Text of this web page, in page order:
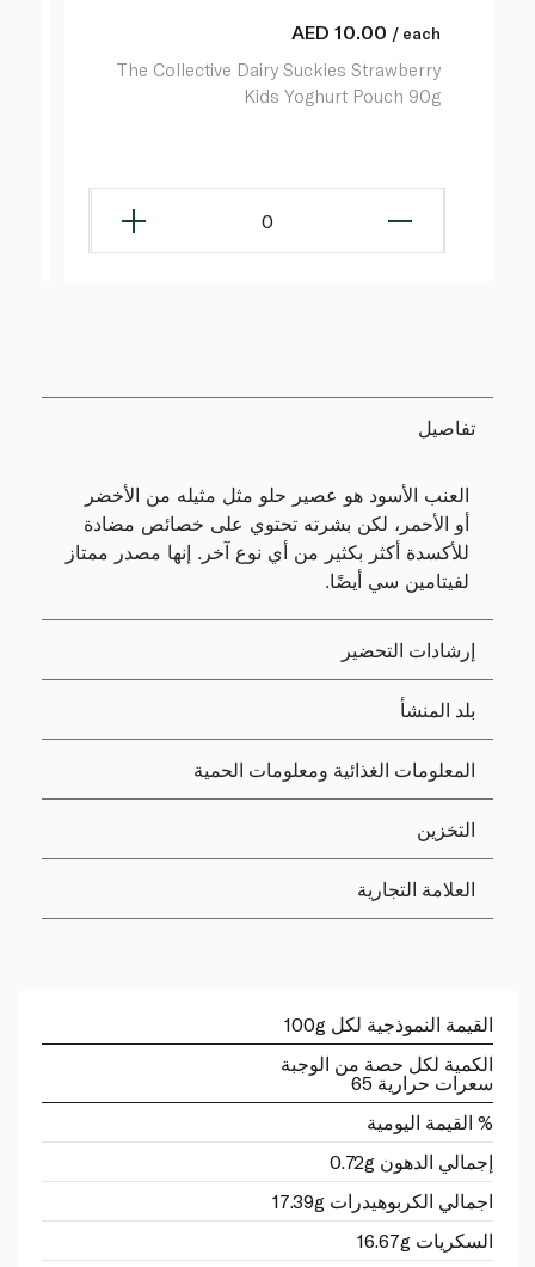
AED 10.00 / each
The Collective Dairy Suckies Strawberry
Kids Yoghurt Pouch 90g
0
تفاصيل
العنب الأسود هو عصير حلو مثل مثيله من الأخضر
أو الأحمر، لكن بشرته تحتوي على خصائص مضادة
للأكسدة أكثر بكثير من أي نوع آخر. إنها مصدر ممتاز
لفيتامين سي أيضًا.
إرشادات التحضير
بلد المنشأ
المعلومات الغذائية ومعلومات الحمية
التخزين
العلامة التجارية
القيمة النموذجية لكل 100g
الكمية لكل حصة من الوجبة
سعرات حرارية 65
% القيمة اليومية
إجمالي الدهون 0.72g
اجمالي الكربوهيدرات 17.39g
السكريات 16.67g